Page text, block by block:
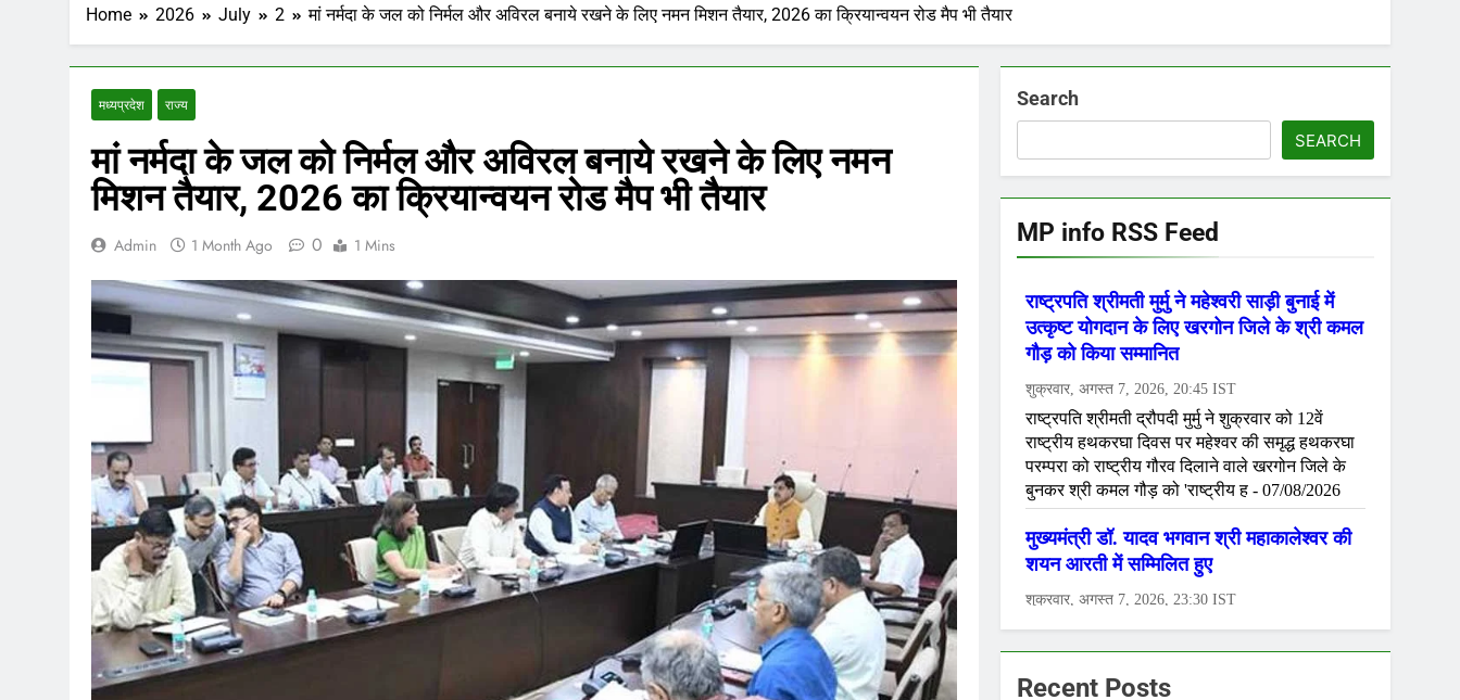
Home 2026 July 2 मां नर्मदा के जल को निर्मल और अविरल बनाये रखने के लिए नमन मिशन तैयार, 2026 का क्रियान्वयन रोड मैप भी तैयार
मध्‍यप्रदेश राज्य
मां नर्मदा के जल को निर्मल और अविरल बनाये रखने के लिए नमन
मिशन तैयार, 2026 का क्रियान्वयन रोड मैप भी तैयार
Admin 1 Month Ago 0 1 Mins
Search
SEARCH
MP info RSS Feed
Recent Posts